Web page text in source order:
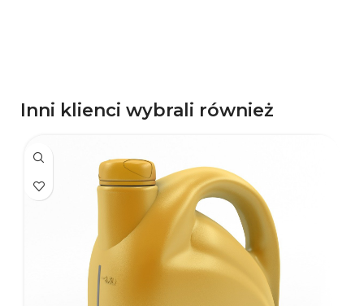
Inni klienci wybrali również